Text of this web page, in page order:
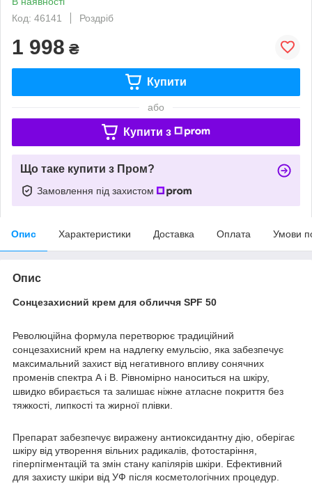
Код: 46141
Роздріб
1 998 ₴
Купити
або
Купити з
Що таке купити з Пром?
Замовлення під захистом
Опис Характеристики Доставка Оплата Умови
Опис
Сонцезахисний крем для обличчя SPF 50
Революційна формула перетворює традиційний
сонцезахисний крем на надлегку емульсію, яка забезпечує
максимальний захист від негативного впливу сонячних
променів спектра А і В. Рівномірно наноситься на шкіру,
швидко вбирається та залишає ніжне атласне покриття без
тяжкості, липкості та жирної плівки.
Препарат забезпечує виражену антиоксидантну дію, оберігає
шкіру від утворення вільних радикалів, фотостаріння,
гіперпігментацій та змін стану капілярів шкіри. Ефективний
для захисту шкіри від УФ після косметологічних процедур.